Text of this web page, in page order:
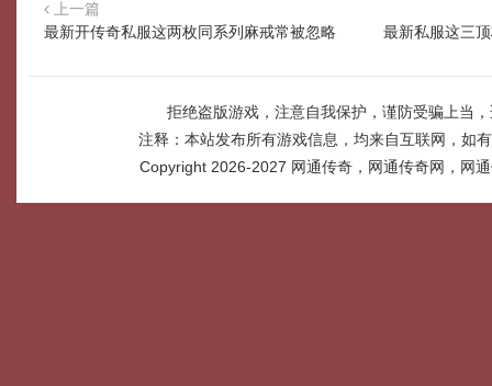
上一篇
最新开传奇私服这两枚同系列麻戒常被忽略
最新私服这三
拒绝盗版游戏，注意自我保护，谨防受骗上当
注释：本站发布所有游戏信息，均来自互联网，如
Copyright 2026-2027 网通传奇，网通传奇网，网